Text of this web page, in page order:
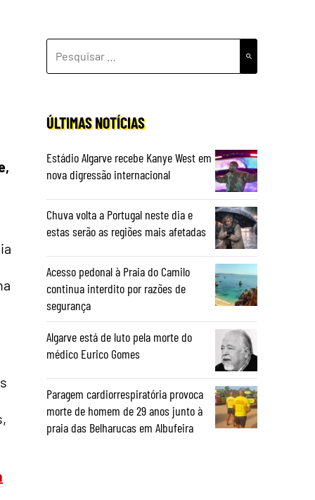
POR:
ÚLTIMAS NOTÍCIAS
Estádio Algarve recebe Kanye West em
nova digressão internacional
Chuva volta a Portugal neste dia e
estas serão as regiões mais afetadas
Acesso pedonal à Praia do Camilo
continua interdito por razões de
segurança
Algarve está de luto pela morte do
médico Eurico Gomes
Paragem cardiorrespiratória provoca
morte de homem de 29 anos junto à
praia das Belharucas em Albufeira